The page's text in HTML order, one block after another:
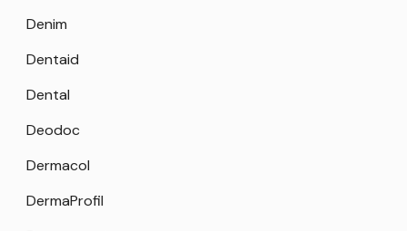
Denim
Dentaid
Dental
Deodoc
Dermacol
DermaProfil